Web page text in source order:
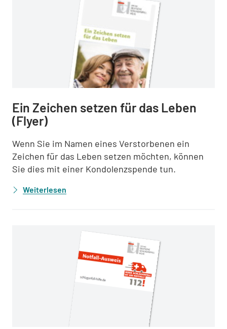
Ein Zeichen setzen für das Leben
(Flyer)
Wenn Sie im Namen eines Verstorbenen ein
Zeichen für das Leben setzen möchten, können
Sie dies mit einer Kondolenzspende tun.
Weiterlesen